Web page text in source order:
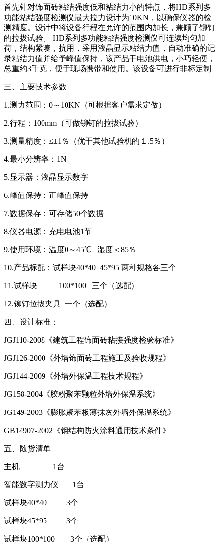
首先针对饰面砖粘结强度低和粘结力小的特点，将HD系列多
功能粘结强度检测仪最大拉力设计为10KN，以确保仪器的检
测精度。设计中将设备行程在允许的范围内加长，兼顾了铆钉
的拉拔试验。 HD系列多功能粘结强度检测仪可连续均匀加
荷，结构紧凑，抗用，采用液晶显示粘结力值，自动准确的记
录粘结力值并给予峰值保持，该产品干电池供电，小巧轻便，
总重约3千克，便于现场携带和使用。该设备可进行非标定制
三、主要技术参数
1.测力范围：0～10KN（可根据客户需求定做）
2.行程：100mm（可做铆钉的拉拔试验）
3.测量精度：≤±1％（优于其他试验机的１.5％）
4.最小分辨率：1N
5.显示器：液晶显示数字
6.峰值保持：正峰值保持
7.数据保存：可存储50个数据
8.仪器电源：充电电池1节
9.使用环境：温度0～45℃ 湿度＜85％
10.产品标配：试样块40*40 45*95 两种规格各三个
11.试样块 100*100 三个（选配）
12.铆钉拉拔夹具 一个（选配）
四、设计标准：
JGJ110-2008《建筑工程饰面砖粘接强度检验标准》
JGJ126-2000《外墙饰面砖工程施工及验收规程》
JGJ144-2009《外墙外保温工程技术规程》
JG158-2004《胶粉聚苯颗粒外墙外保温系统》
JG149-2003《膨胀聚苯板薄抹灰外墙外保温系统》
GB14907-2002《钢结构防火涂料通用技术条件》
五、随货清单
主机 1台
智能数字测力仪 1台
试样块40*40 3个
试样块45*95 3个
试样块100*100 3个（选配）